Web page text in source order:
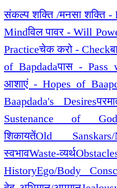
संकल्प शक्ति /मनसा शक्ति -
Mindविल पावर - Will
Practiceचेक करो - Check
of Bapdadaपास - Pass
आशाएं - Hopes of
Baapdada's Desires
Sustenance of
शिकायतेंOld Sanskars/
स्वभावWaste-व्यर्थ
HistoryEgo/Body